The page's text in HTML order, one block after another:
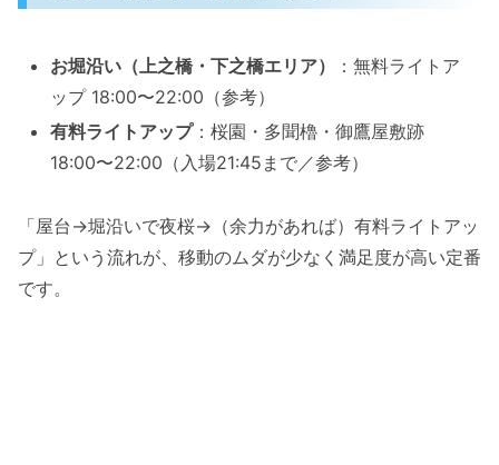
お堀沿い（上之橋・下之橋エリア）
：無料ライトア
ップ 18:00〜22:00（参考）
有料ライトアップ：桜園・多聞櫓・御鷹屋敷跡
18:00〜22:00（入場21:45まで／参考）
「屋台→堀沿いで夜桜→（余力があれば）有料ライトアッ
プ」という流れが、移動のムダが少なく満足度が高い定番
です。